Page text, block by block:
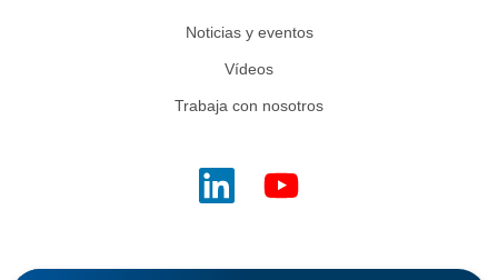
Noticias y eventos
Vídeos
Trabaja con nosotros